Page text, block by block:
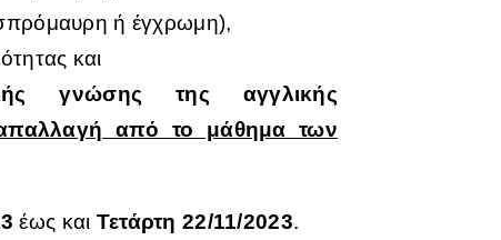
ή έγχρωμη),
και
γνώσης της αγγλικής
από το μάθημα των
έως και Τετάρτη 22/11/2023.